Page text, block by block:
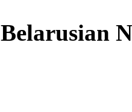
Belarusian